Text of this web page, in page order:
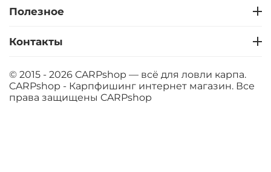
Полезное
Контакты
© 2015 - 2026 CARPshop — всё для ловли карпа.
CARPshop - Карпфишинг интернет магазин. Все
права защищены CARPshop